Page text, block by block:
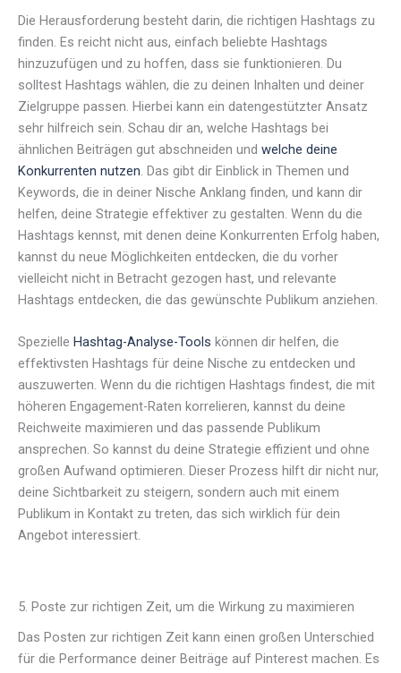
Die Herausforderung besteht darin, die richtigen Hashtags zu
finden. Es reicht nicht aus, einfach beliebte Hashtags
hinzuzufügen und zu hoffen, dass sie funktionieren. Du
solltest Hashtags wählen, die zu deinen Inhalten und deiner
Zielgruppe passen. Hierbei kann ein datengestützter Ansatz
sehr hilfreich sein. Schau dir an, welche Hashtags bei
ähnlichen Beiträgen gut abschneiden und welche deine
Konkurrenten nutzen. Das gibt dir Einblick in Themen und
Keywords, die in deiner Nische Anklang finden, und kann dir
helfen, deine Strategie effektiver zu gestalten. Wenn du die
Hashtags kennst, mit denen deine Konkurrenten Erfolg haben,
kannst du neue Möglichkeiten entdecken, die du vorher
vielleicht nicht in Betracht gezogen hast, und relevante
Hashtags entdecken, die das gewünschte Publikum anziehen.
Spezielle Hashtag-Analyse-Tools können dir helfen, die
effektivsten Hashtags für deine Nische zu entdecken und
auszuwerten. Wenn du die richtigen Hashtags findest, die mit
höheren Engagement-Raten korrelieren, kannst du deine
Reichweite maximieren und das passende Publikum
ansprechen. So kannst du deine Strategie effizient und ohne
großen Aufwand optimieren. Dieser Prozess hilft dir nicht nur,
deine Sichtbarkeit zu steigern, sondern auch mit einem
Publikum in Kontakt zu treten, das sich wirklich für dein
Angebot interessiert.
5. Poste zur richtigen Zeit, um die Wirkung zu maximieren
Das Posten zur richtigen Zeit kann einen großen Unterschied
für die Performance deiner Beiträge auf Pinterest machen. Es